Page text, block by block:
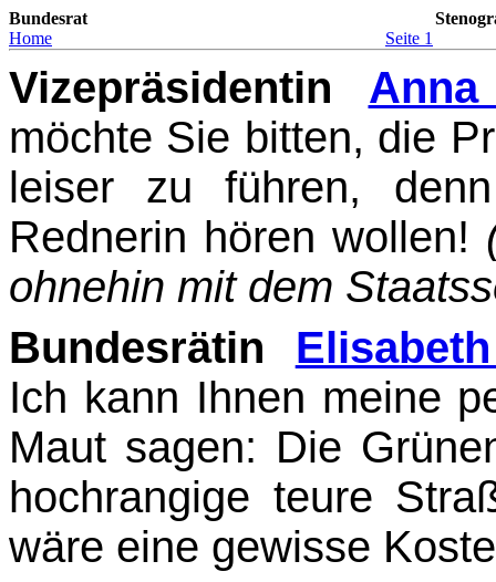
Bundesrat
Home
Seite 1
Vizepräsidentin
möchte Sie bitten, die
leiser zu führen,
Rednerin hören wollen!
ohnehin mit dem
Bundesrätin
Ich kann Ihnen meine
Maut sagen: Die
hochrangige teure
wäre eine gewisse